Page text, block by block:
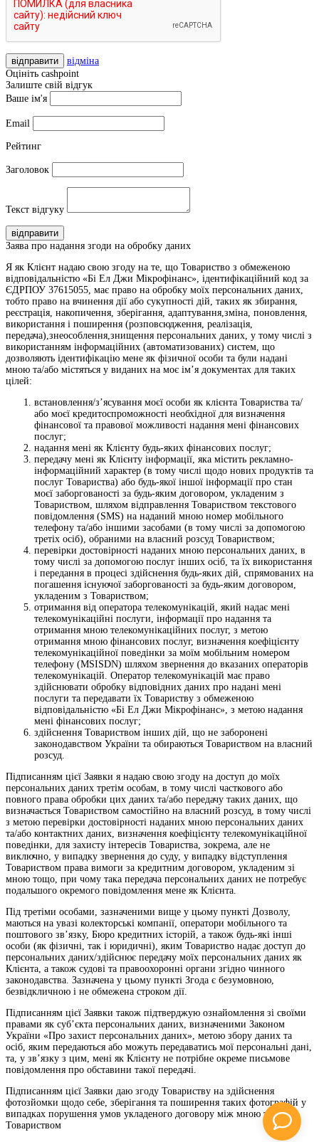
відправити
відміна
Оцініть cashpoint
Залиште свій відгук
Ваше ім'я
Email
Рейтинг
Заголовок
Текст відгуку
відправити
Заява про надання згоди на обробку даних
Я як Клієнт надаю свою згоду на те, що Товариство з обмеженою
відповідальністю «Бі Ел Джи Мікрофінанс», ідентифікаційний код за
ЄДРПОУ 37615055, має право на обробку моїх персональних даних,
тобто право на вчинення дії або сукупності дій, таких як збирання,
реєстрація, накопичення, зберігання, адаптування,зміна, поновлення,
використання і поширення (розповсюдження, реалізація,
передача),знеособлення,знищення персональних даних, у тому числі з
використанням інформаційних (автоматизованих) систем, що
дозволяють ідентифікацію мене як фізичної особи та були надані
мною та/або містяться у виданих на моє ім’я документах для таких
цілей:
встановлення/з’ясування моєї особи як клієнта Товариства та/
або моєї кредитоспроможності необхідної для визначення
фінансової та правової можливості надання мені фінансових
послуг;
надання мені як Клієнту будь-яких фінансових послуг;
передачу мені як Клієнту інформації, яка містить рекламно-
інформаційний характер (в тому числі щодо нових продуктів та
послуг Товариства) або будь-якої іншої інформації про стан
моєї заборгованості за будь-яким договором, укладеним з
Товариством, шляхом відправлення Товариством текстового
повідомлення (SMS) на наданий мною номер мобільного
телефону та/або іншими засобами (в тому числі за допомогою
третіх осіб), обраними на власний розсуд Товариством;
перевірки достовірності наданих мною персональних даних, в
тому числі за допомогою послуг інших осіб, та їх використання
і передання в процесі здійснення будь-яких дій, спрямованих на
погашення існуючої заборгованості за будь-яким договором,
укладеним з Товариством;
отримання від оператора телекомунікацій, який надає мені
телекомунікаційні послуги, інформації про надання та
отримання мною телекомунікаційних послуг, з метою
отримання мною фінансових послуг, визначення коефіцієнту
телекомунікаційної поведінки за моїм мобільним номером
телефону (MSISDN) шляхом звернення до вказаних операторів
телекомунікацій. Оператор телекомунікацій має право
здійснювати обробку відповідних даних про надані мені
послуги та передавати їх Товариству з обмеженою
відповідальністю «Бі Ел Джи Мікрофінанс», з метою надання
мені фінансових послуг;
здійснення Товариством інших дій, що не заборонені
законодавством України та обираються Товариством на власний
розсуд.
Підписанням цієї Заявки я надаю свою згоду на доступ до моїх
персональних даних третім особам, в тому числі часткового або
повного права обробки цих даних та/або передачу таких даних, що
визначається Товариством самостійно на власний розсуд, в тому числі
з метою перевірки достовірності наданих мною персональних даних
та/або контактних даних, визначення коефіцієнту телекомунікаційної
поведінки, для захисту інтересів Товариства, зокрема, але не
виключно, у випадку звернення до суду, у випадку відступлення
Товариством права вимоги за кредитним договором, укладеним зі
мною тощо, при чому така передача персональних даних не потребує
подальшого окремого повідомлення мене як Клієнта.
Під третіми особами, зазначеними вище у цьому пункті Дозволу,
маються на увазі колекторські компанії, оператори мобільного та
поштового зв’язку, Бюро кредитних історій, а також будь-які інші
особи (як фізичні, так і юридичні), яким Товариство надає доступ до
персональних даних/здійснює передачу моїх персональних даних як
Клієнта, а також судові та правоохоронні органи згідно чинного
законодавства. Зазначена у цьому пункті Згода є безумовною,
безвідкличною і не обмежена строком дії.
Підписанням цієї Заявки також підтверджую ознайомлення зі своїми
правами як суб’єкта персональних даних, визначеними Законом
України «Про захист персональних даних», метою збору даних та
осіб, яким передаються або можуть передаватись мої персональні дані,
та, у зв’язку з цим, мені як Клієнту не потрібне окреме письмове
повідомлення про обставини такої передачі.
Підписанням цієї Заявки даю згоду Товариству на здійснення
фотозйомки щодо себе, зберігання та поширення таких фотографій у
випадках порушення умов укладеного договору між мною та
Товариством